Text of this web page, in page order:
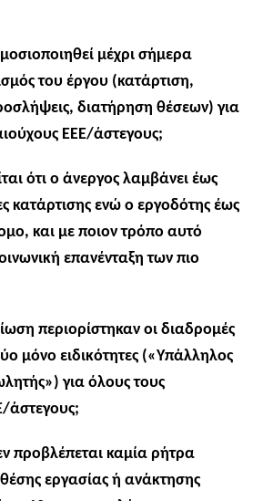
μέχρι σήμερα
του έργου (κατάρτιση,
διατήρηση θέσεων) για
ΕΕΕ/άστεγους;​
ότι ο άνεργος λαμβάνει έως
κατάρτισης ενώ ο εργοδότης έως
και με ποιον τρόπο αυτό
επανένταξη των πιο
περιορίστηκαν οι διαδρομές
μόνο ειδικότητες («Υπάλληλος
για όλους τους
άστεγους;​
προβλέπεται καμία ρήτρα
εργασίας ή ανάκτησης